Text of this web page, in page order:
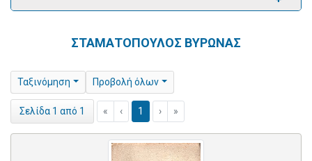
ΣΤΑΜΑΤΟΠΟΥΛΟΣ ΒΥΡΩΝΑΣ
Ταξινόμηση Προβολή όλων
Σελίδα 1 από 1 « ‹ 1 › »